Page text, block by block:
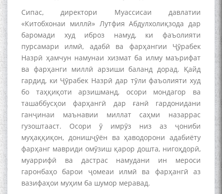
Сипас, директори Муассисаи давлатии
«Китобхонаи миллӣ» Лутфия Абдулхолиқзода дар
баромади худ иброз намуд, ки фаъолияти
пурсамари илмӣ, адабӣ ва фарҳангии Ҷӯрабек
Назрӣ ҳамчун намунаи хизмат ба илму маърифат
ва фарҳанги миллӣ арзиши баланд дорад. Қайд
гардид, ки Ҷӯрабек Назрӣ дар тӯли фаъолияти худ
бо таҳқиқоти арзишманд, осори мондагор ва
ташаббусҳои фарҳангӣ дар ғанӣ гардонидани
ганҷинаи маънавии миллат саҳми назаррас
гузоштааст. Осори ӯ имрӯз низ аз ҷониби
муҳаққиқон, донишҷӯён ва ҳаводорони адабиёту
фарҳанг мавриди омӯзиш қарор дошта, нигоҳдорӣ,
муаррифӣ ва дастрас намудани ин мероси
гаронбаҳо барои ҷомеаи илмӣ ва фарҳангӣ аз
вазифаҳои муҳим ба шумор меравад.
Сухбати навқаламон бо
Муъмин Қаноат\Meeting of
young talents with Mumyin
Kanoat
The Persian Gulf Beautiful
poetry from Устод Мумин
Қаноат (Ustod Mumin Qanoat)
and Master Mehryar
Mehrafarin about the conflict
of the name of the Persian
Gulf